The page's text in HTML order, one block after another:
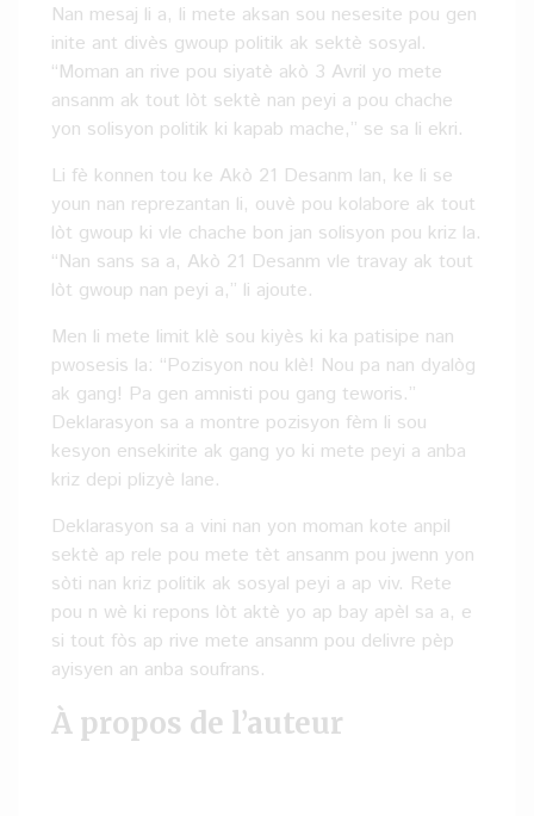
Nan mesaj li a, li mete aksan sou nesesite pou gen
inite ant divès gwoup politik ak sektè sosyal.
“Moman an rive pou siyatè akò 3 Avril yo mete
ansanm ak tout lòt sektè nan peyi a pou chache
yon solisyon politik ki kapab mache,” se sa li ekri.
Li fè konnen tou ke Akò 21 Desanm lan, ke li se
youn nan reprezantan li, ouvè pou kolabore ak tout
lòt gwoup ki vle chache bon jan solisyon pou kriz la.
“Nan sans sa a, Akò 21 Desanm vle travay ak tout
lòt gwoup nan peyi a,” li ajoute.
Men li mete limit klè sou kiyès ki ka patisipe nan
pwosesis la: “Pozisyon nou klè! Nou pa nan dyalòg
ak gang! Pa gen amnisti pou gang teworis.”
Deklarasyon sa a montre pozisyon fèm li sou
kesyon ensekirite ak gang yo ki mete peyi a anba
kriz depi plizyè lane.
Deklarasyon sa a vini nan yon moman kote anpil
sektè ap rele pou mete tèt ansanm pou jwenn yon
sòti nan kriz politik ak sosyal peyi a ap viv. Rete
pou n wè ki repons lòt aktè yo ap bay apèl sa a, e
si tout fòs ap rive mete ansanm pou delivre pèp
ayisyen an anba soufrans.
À propos de l’auteur